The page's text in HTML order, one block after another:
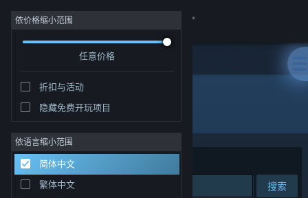
登录
社区
关于
客服
依价格缩小范围
任意价格
折扣与活动
隐藏免费开玩项目
依语言缩小范围
简体中文
繁体中文
开发者: Team Zimno
排序依据 相关性
搜索